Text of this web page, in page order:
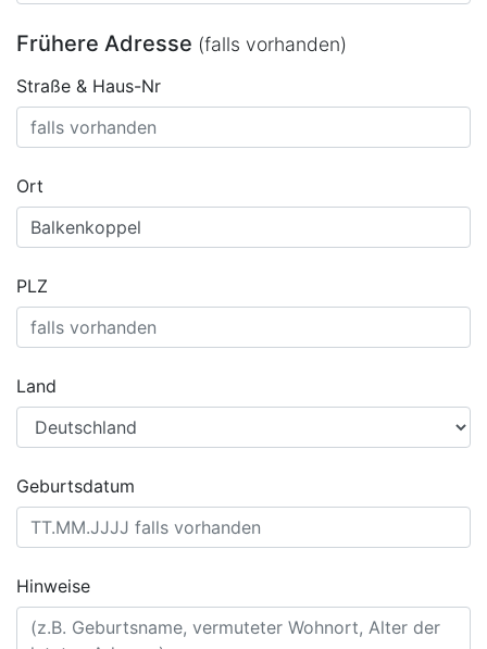
Frühere Adresse (falls vorhanden)
Straße & Haus-Nr
Ort
PLZ
Land
Geburtsdatum
Hinweise